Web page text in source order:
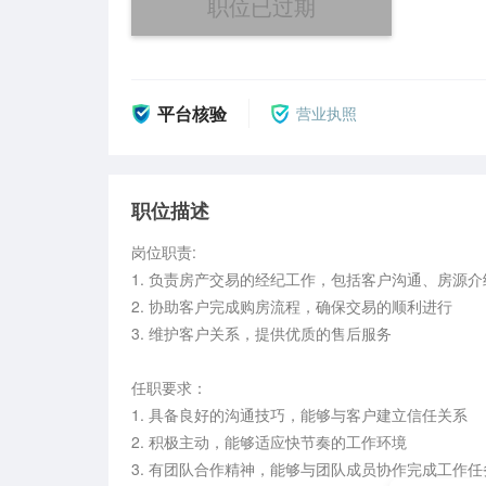
职位已过期
平台核验 营业执照
职位描述
岗位职责:
1. 负责房产交易的经纪工作，包括客户沟通、房源
2. 协助客户完成购房流程，确保交易的顺利进行
3. 维护客户关系，提供优质的售后服务
任职要求：
1. 具备良好的沟通技巧，能够与客户建立信任关系
2. 积极主动，能够适应快节奏的工作环境
3. 有团队合作精神，能够与团队成员协作完成工作